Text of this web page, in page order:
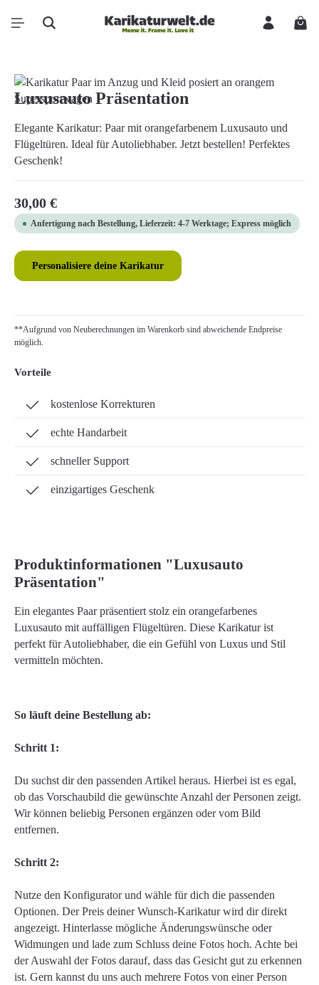
Zum Hauptinhalt springen
Bildergalerie überspringen
Luxusauto Präsentation
Elegante Karikatur: Paar mit orangefarbenem Luxusauto und
Flügeltüren. Ideal für Autoliebhaber. Jetzt bestellen! Perfektes
Geschenk!
Regulärer Preis:
30,00 €
Anfertigung nach Bestellung, Lieferzeit: 4-7 Werktage; Express möglich
Personalisiere deine Karikatur
**Aufgrund von Neuberechnungen im Warenkorb sind abweichende Endpreise
möglich.
Vorteile
kostenlose Korrekturen
echte Handarbeit
schneller Support
einzigartiges Geschenk
Produktinformationen "Luxusauto
Präsentation"
Ein elegantes Paar präsentiert stolz ein orangefarbenes
Luxusauto mit auffälligen Flügeltüren. Diese Karikatur ist
perfekt für Autoliebhaber, die ein Gefühl von Luxus und Stil
vermitteln möchten.
So läuft deine Bestellung ab:
Schritt 1:
Du suchst dir den passenden Artikel heraus. Hierbei ist es egal,
ob das Vorschaubild die gewünschte Anzahl der Personen zeigt.
Wir können beliebig Personen ergänzen oder vom Bild
entfernen.
Schritt 2:
Nutze den Konfigurator und wähle für dich die passenden
Optionen. Der Preis deiner Wunsch-Karikatur wird dir direkt
angezeigt. Hinterlasse mögliche Änderungswünsche oder
Widmungen und lade zum Schluss deine Fotos hoch. Achte bei
der Auswahl der Fotos darauf, dass das Gesicht gut zu erkennen
ist. Gern kannst du uns auch mehrere Fotos von einer Person